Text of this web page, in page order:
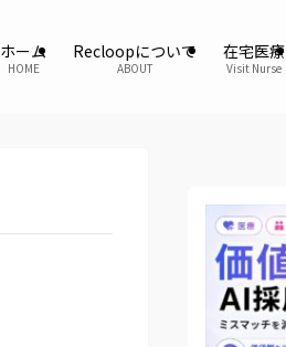
ホーム
HOME
Recloopについて
ABOUT
在宅医療
Visit Nurse